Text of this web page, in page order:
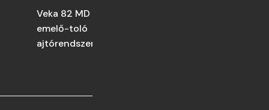
Veka 82 MD
emelő-toló
ajtórendszer